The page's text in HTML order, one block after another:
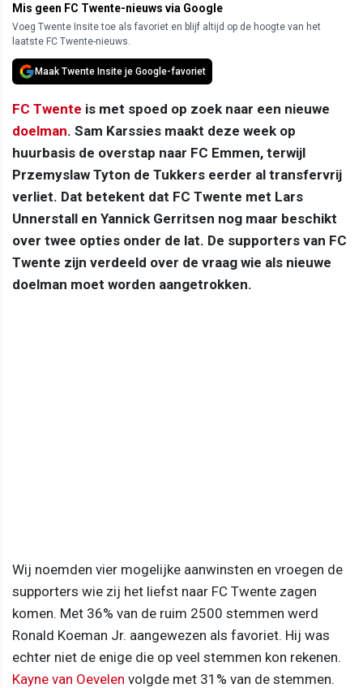
Mis geen FC Twente-nieuws via Google
Voeg Twente Insite toe als favoriet en blijf altijd op de hoogte van het
laatste FC Twente-nieuws.
Maak Twente Insite je Google-favoriet
FC Twente is met spoed op zoek naar een nieuwe
doelman. Sam Karssies maakt deze week op
huurbasis de overstap naar FC Emmen, terwijl
Przemyslaw Tyton de Tukkers eerder al transfervrij
verliet. Dat betekent dat FC Twente met Lars
Unnerstall en Yannick Gerritsen nog maar beschikt
over twee opties onder de lat. De supporters van FC
Twente zijn verdeeld over de vraag wie als nieuwe
doelman moet worden aangetrokken.
Wij noemden vier mogelijke aanwinsten en vroegen de
supporters wie zij het liefst naar FC Twente zagen
komen. Met 36% van de ruim 2500 stemmen werd
Ronald Koeman Jr. aangewezen als favoriet. Hij was
echter niet de enige die op veel stemmen kon rekenen.
Kayne van Oevelen volgde met 31% van de stemmen.